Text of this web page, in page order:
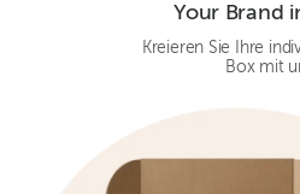
Your Brand
Kreieren Sie Ihre
Box mit